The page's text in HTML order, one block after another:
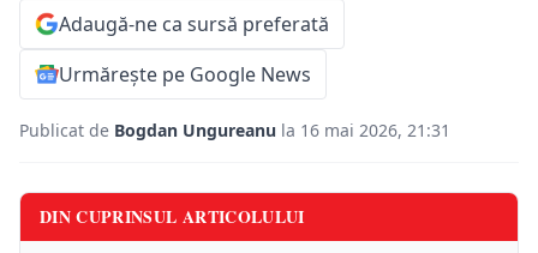
Adaugă-ne ca sursă preferată
Urmărește pe Google News
Publicat de Bogdan Ungureanu la 16 mai 2026, 21:31
DIN CUPRINSUL ARTICOLULUI